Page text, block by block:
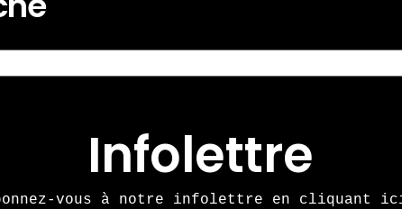
Infolettre
vous à notre infolettre en cliquant